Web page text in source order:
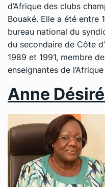
d’Afrique des clubs
Bouaké. Elle a été entre
bureau national du
du secondaire de Côte
1989 et 1991, membre
enseignantes de
Anne